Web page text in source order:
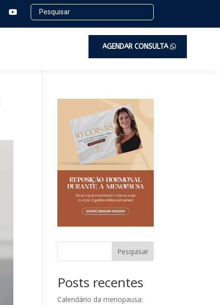
AGENDAR CONSULTA
Pesquisar
Posts recentes
Calendário da menopausa: